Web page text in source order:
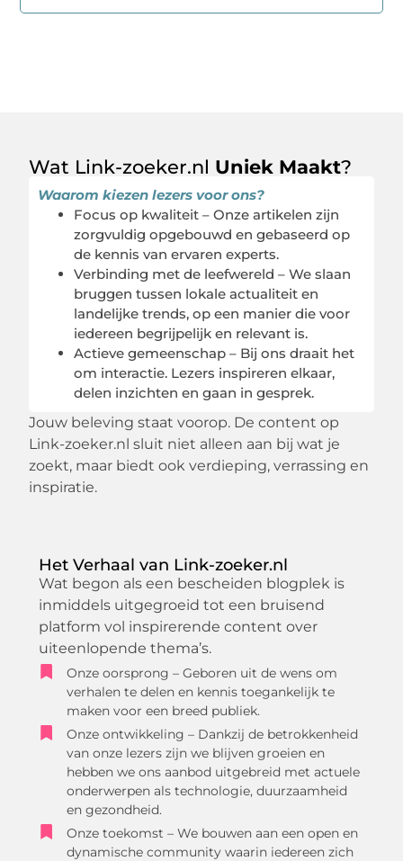
Wat Link-zoeker.nl Uniek Maakt?
Waarom kiezen lezers voor ons?
Focus op kwaliteit – Onze artikelen zijn
zorgvuldig opgebouwd en gebaseerd op
de kennis van ervaren experts.
Verbinding met de leefwereld – We slaan
bruggen tussen lokale actualiteit en
landelijke trends, op een manier die voor
iedereen begrijpelijk en relevant is.
Actieve gemeenschap – Bij ons draait het
om interactie. Lezers inspireren elkaar,
delen inzichten en gaan in gesprek.
Jouw beleving staat voorop. De content op
Link-zoeker.nl sluit niet alleen aan bij wat je
zoekt, maar biedt ook verdieping, verrassing en
inspiratie.
Het Verhaal van Link-zoeker.nl
Wat begon als een bescheiden blogplek is
inmiddels uitgegroeid tot een bruisend
platform vol inspirerende content over
uiteenlopende thema’s.
Onze oorsprong – Geboren uit de wens om
verhalen te delen en kennis toegankelijk te
maken voor een breed publiek.
Onze ontwikkeling – Dankzij de betrokkenheid
van onze lezers zijn we blijven groeien en
hebben we ons aanbod uitgebreid met actuele
onderwerpen als technologie, duurzaamheid
en gezondheid.
Onze toekomst – We bouwen aan een open en
dynamische community waarin iedereen zich